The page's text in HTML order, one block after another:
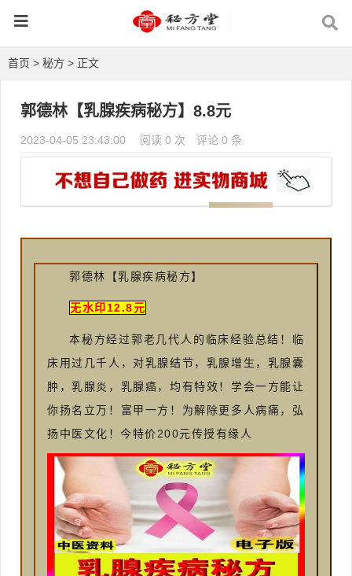
首页 > 秘方 > 正文
郭德林【乳腺疾病秘方】8.8元
2023-04-05 23:43:00 阅读 0 次 评论 0 条
郭德林【乳腺疾病秘方】
无水印12.8元
本秘方经过郭老几代人的临床经验总结！临
床用过几千人，对乳腺结节，乳腺增生，乳腺囊
肿，乳腺炎，乳腺癌，均有特效！学会一方能让
你扬名立万！富甲一方！为解除更多人病痛，弘
扬中医文化！今特价200元传授有缘人